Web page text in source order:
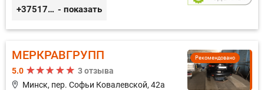
+375173212443 - показать
Рекомендовано
МЕРКРАВГРУПП
5.0
3 отзыва
Минск, пер. Софьи Ковалевской, 42а